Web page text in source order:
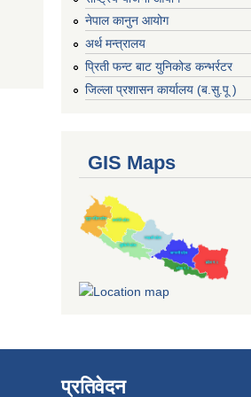
नेपाल कानुन आयोग
अर्थ मन्त्रालय
प्रिती फन्ट बाट युनिकोड कन्भर्रटर
जिल्ला प्रशासन कार्यालय (ब.सु.पू )
GIS Maps
प्रतिवेदन